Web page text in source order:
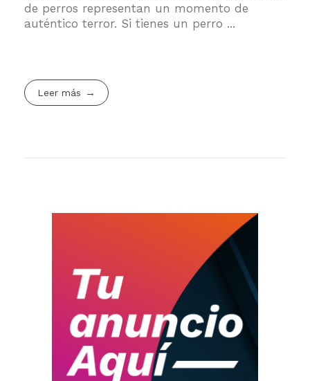
de perros representan un momento de
auténtico terror. Si tienes un perro ...
Leer más